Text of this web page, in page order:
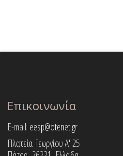
Επικοινωνία
E-mail: eesp@otenet.gr
Πλατεία Γεωργίου Α' 25